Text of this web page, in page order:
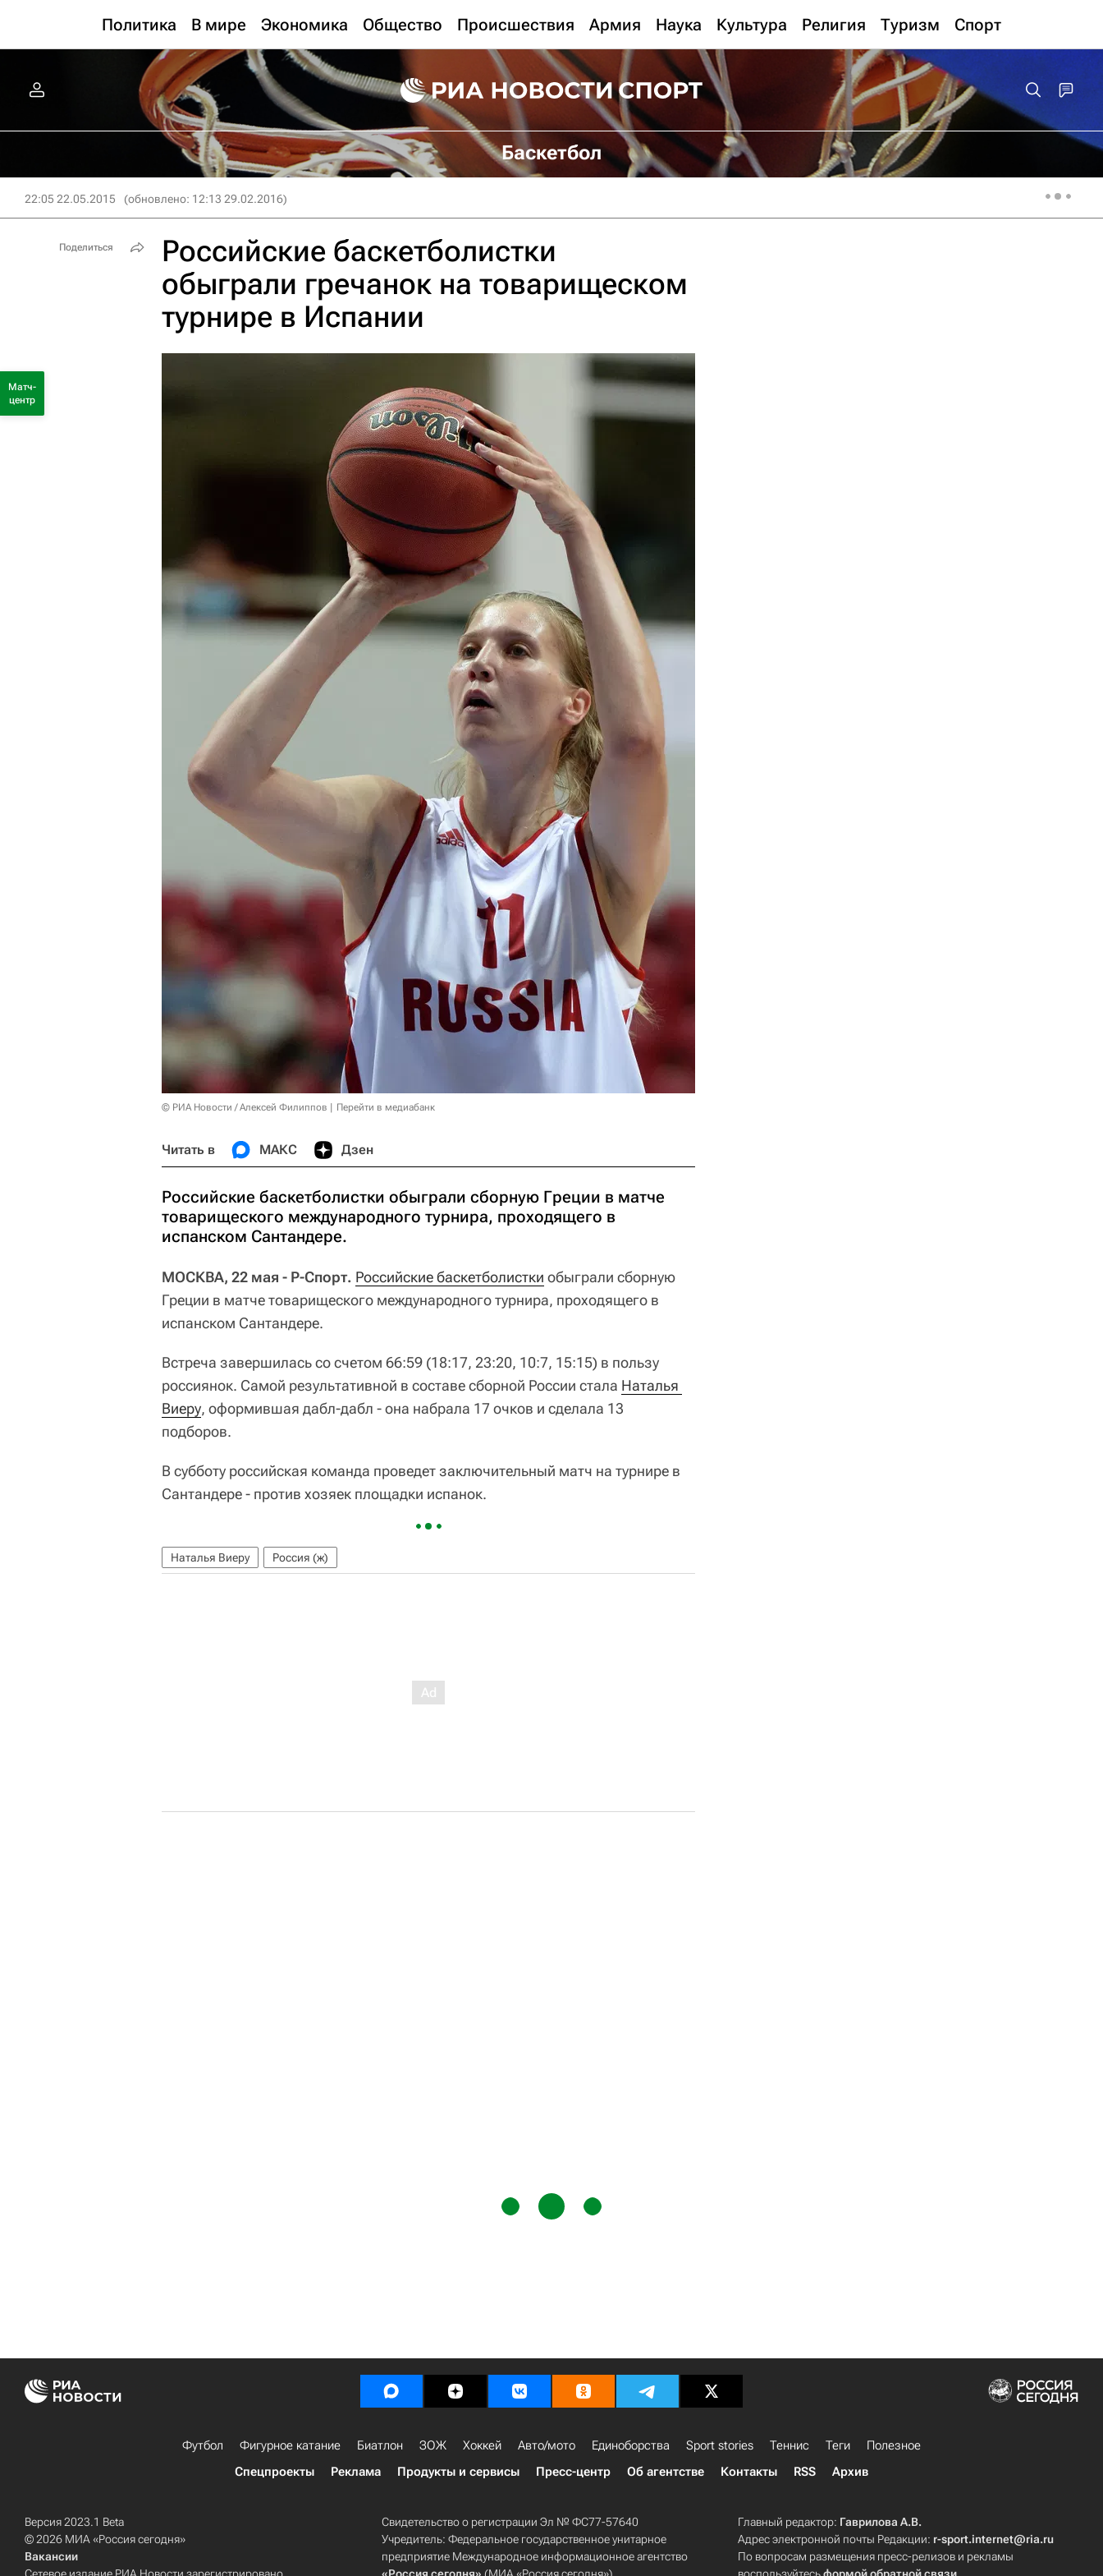
Политика В мире Экономика Общество Происшествия Армия Наука Культура Религия Туризм Спорт
Баскетбол
22:05 22.05.2015 (обновлено: 12:13 29.02.2016)
Российские баскетболистки
обыграли гречанок на товарищеском
турнире в Испании
© РИА Новости / Алексей Филиппов Перейти в медиабанк
Читать в МАКС Дзен
Российские баскетболистки обыграли сборную Греции в матче
товарищеского международного турнира, проходящего в
испанском Сантандере.
МОСКВА, 22 мая - Р-Спорт. Российские баскетболистки обыграли сборную
Греции в матче товарищеского международного турнира, проходящего в
испанском Сантандере.
Встреча завершилась со счетом 66:59 (18:17, 23:20, 10:7, 15:15) в пользу
россиянок. Самой результативной в составе сборной России стала Наталья
Виеру, оформившая дабл-дабл - она набрала 17 очков и сделала 13
подборов.
В субботу российская команда проведет заключительный матч на турнире в
Сантандере - против хозяек площадки испанок.
Наталья Виеру Россия (ж)
Поделиться
Матч-
центр
Футбол Фигурное катание Биатлон ЗОЖ Хоккей Авто/мото Единоборства Sport stories Теннис Теги
Полезное
Спецпроекты
Реклама Продукты и сервисы Пресс-центр Об агентстве Контакты RSS Архив
Версия 2023.1 Beta
© 2026 МИА «Россия сегодня»
Вакансии
Свидетельство о регистрации Эл № ФС77-57640
Учредитель: Федеральное государственное унитарное
предприятие Международное информационное агентство
Главный редактор: Гаврилова А.В.
Адрес электронной почты Редакции: r-sport.internet@ria.ru
По вопросам размещения пресс-релизов и рекламы